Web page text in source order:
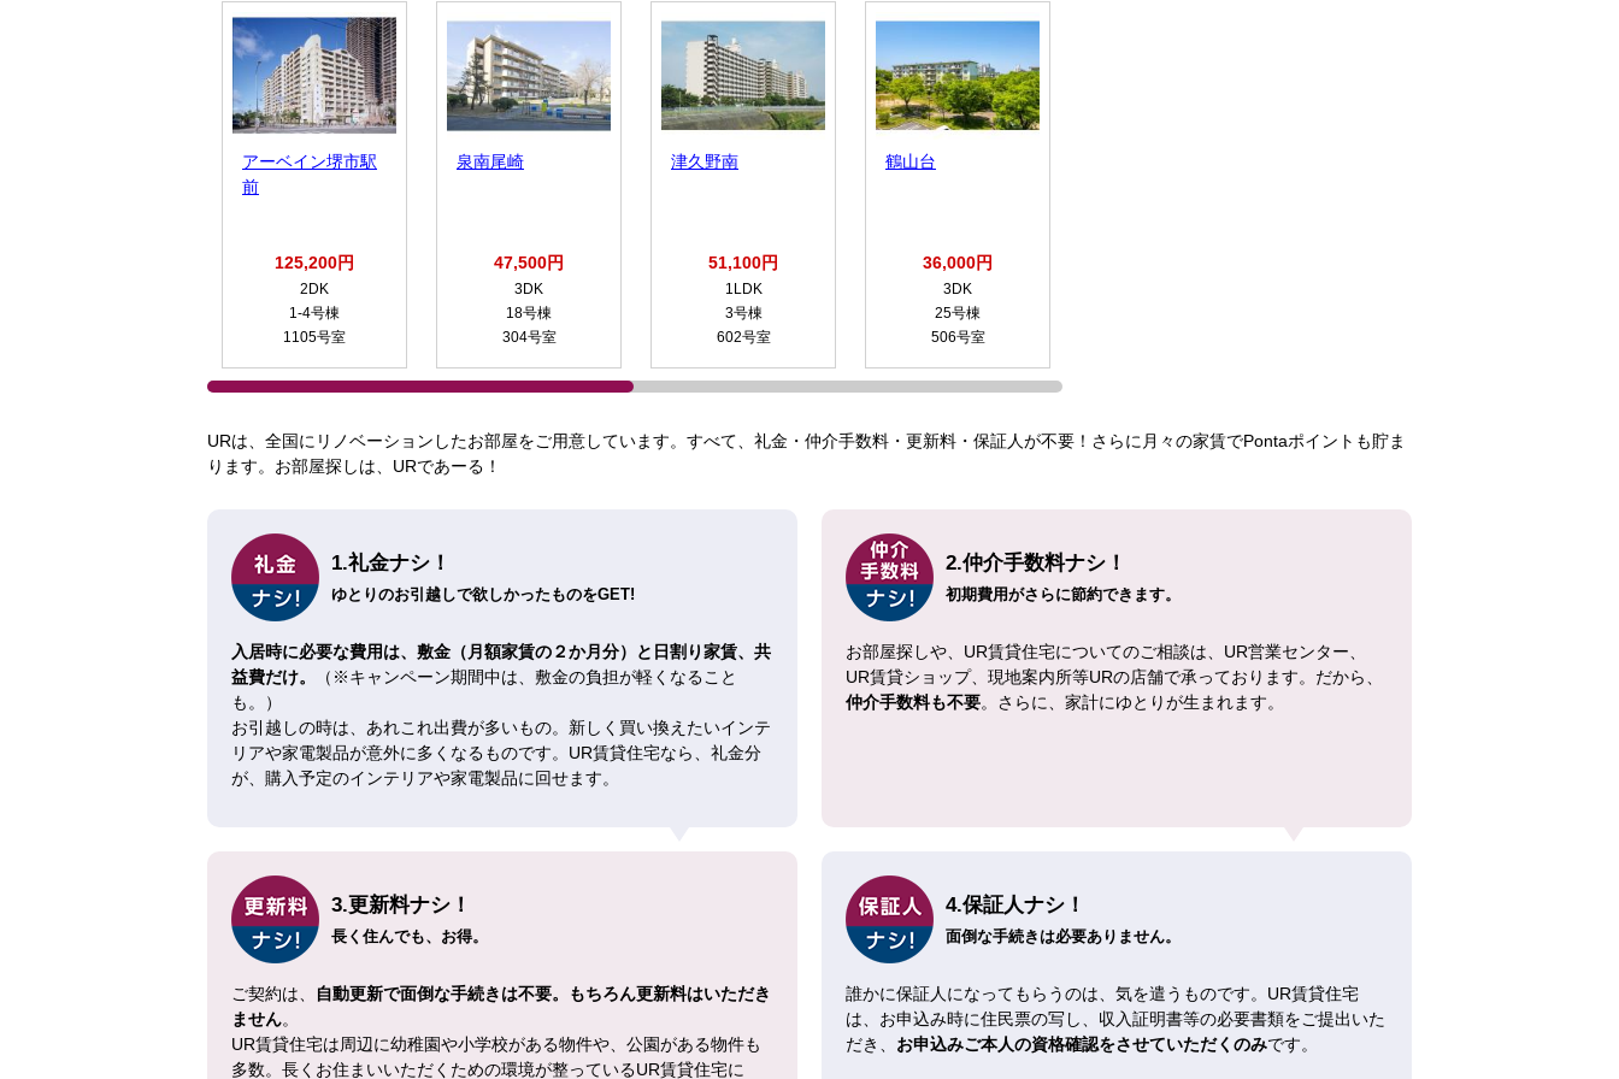
アーベイン堺市駅
前
125,200円
2DK
1-4号棟
1105号室
泉南尾崎
47,500円
3DK
18号棟
304号室
津久野南
51,100円
1LDK
3号棟
602号室
鶴山台
36,000円
3DK
25号棟
506号室
URは、全国にリノベーションしたお部屋をご用意しています。すべて、礼金・仲介手数料・更新料・保証人が不要！さらに月々の家賃でPontaポイントも貯ま
ります。お部屋探しは、URであーる！
1.礼金ナシ！
ゆとりのお引越しで欲しかったものをGET!
入居時に必要な費用は、敷金（月額家賃の２か月分）と日割り家賃、共
益費だけ。
（※キャンペーン期間中は、敷金の負担が軽くなること
も。）
お引越しの時は、あれこれ出費が多いもの。新しく買い換えたいインテ
リアや家電製品が意外に多くなるものです。UR賃貸住宅なら、礼金分
が、購入予定のインテリアや家電製品に回せます。
2.仲介手数料ナシ！
初期費用がさらに節約できます。
お部屋探しや、UR賃貸住宅についてのご相談は、UR営業センター、
UR賃貸ショップ、現地案内所等URの店舗で承っております。だから、
仲介手数料も不要。さらに、家計にゆとりが生まれます。
3.更新料ナシ！
長く住んでも、お得。
ご契約は、
自動更新で面倒な手続きは不要。もちろん更新料はいただき
ません。
UR賃貸住宅は周辺に幼稚園や小学校がある物件や、公園がある物件も
多数。長くお住まいいただくための環境が整っているUR賃貸住宅に
4.保証人ナシ！
面倒な手続きは必要ありません。
誰かに保証人になってもらうのは、気を遣うものです。UR賃貸住宅
は、お申込み時に住民票の写し、収入証明書等の必要書類をご提出いた
だき、 お申込みご本人の資格確認をさせていただくのみです。